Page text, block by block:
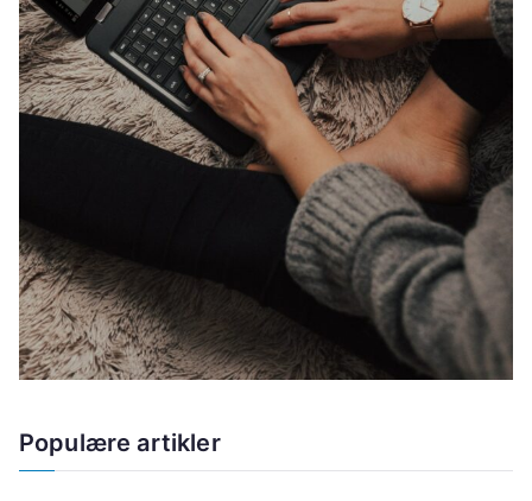
Populære artikler